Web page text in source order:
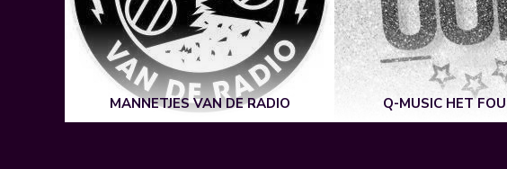
MANNETJES VAN DE RADIO Q-MUSIC HET